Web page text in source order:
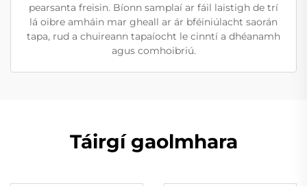
pearsanta freisin. Bíonn samplaí ar fáil laistigh de trí
lá oibre amháin mar gheall ar ár bféiniúlacht saorán
tapa, rud a chuireann tapaíocht le cinntí a dhéanamh
agus comhoibriú.
Táirgí gaolmhara